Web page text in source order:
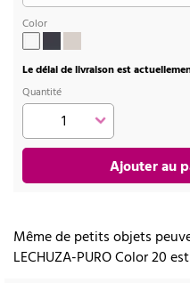
Color
Le délai de livraison est
Quantité
Ajouter au
Même de petits objets
LECHUZA-PURO Color 20